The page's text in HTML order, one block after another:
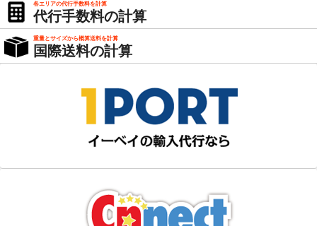
各エリアの代行手数料を計算
代行手数料の計算
重量とサイズから概算送料を計算
国際送料の計算